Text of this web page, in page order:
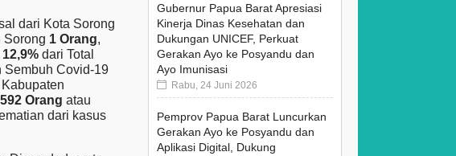
dari Kota Sorong
Sorong 1 Orang,
12,9% dari Total
Sembuh Covid-19
592 Orang atau
dari kasus
Gubernur Papua Barat Apresiasi
Kinerja Dinas Kesehatan dan
Dukungan UNICEF, Perkuat
Gerakan Ayo ke Posyandu dan
Ayo Imunisasi
Rabu, 24 Juni 2026
Pemprov Papua Barat Luncurkan
Gerakan Ayo ke Posyandu dan
Aplikasi Digital, Dukung